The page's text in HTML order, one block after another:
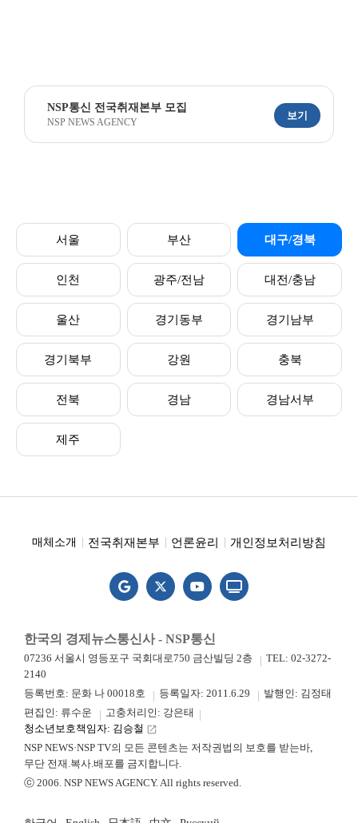
NSP통신 전국취재본부 모집
NSP NEWS AGENCY
보기
서울 부산 대구/경북
인천 광주/전남 대전/충남
울산 경기동부 경기남부
경기북부 강원 충북
전북 경남 경남서부
제주
매체소개 전국취재본부 언론윤리 개인정보처리방침
한국의 경제뉴스통신사 - NSP통신
07236 서울시 영등포구 국회대로750 금산빌딩 2층
TEL: 02-3272-
2140
등록번호: 문화 나 00018호
등록일자: 2011.6.29
발행인: 김정태
편집인: 류수운
고충처리인: 강은태
청소년보호책임자: 김승철 launch
NSP NEWS·NSP TV의 모든 콘텐츠는 저작권법의 보호를 받는바,
무단 전재.복사.배포를 금지합니다.
ⓒ 2006. NSP NEWS AGENCY. All rights reserved.